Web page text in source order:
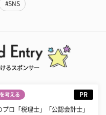
#SNS
るスポンサー
考える PR
プロ「税理士」「公認会計士」